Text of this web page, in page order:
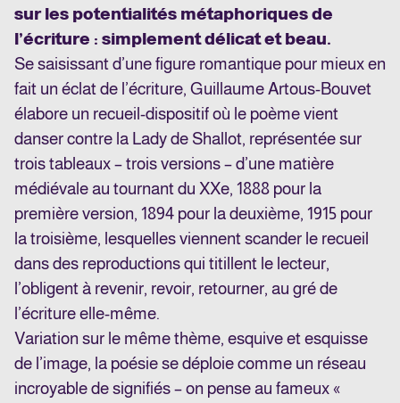
sur les potentialités métaphoriques de
l’écriture : simplement délicat et beau.
Se saisissant d’une figure romantique pour mieux en
fait un éclat de l’écriture, Guillaume Artous-Bouvet
élabore un recueil-dispositif où le poème vient
danser contre la Lady de Shallot, représentée sur
trois tableaux – trois versions – d’une matière
médiévale au tournant du XXe, 1888 pour la
première version, 1894 pour la deuxième, 1915 pour
la troisième, lesquelles viennent scander le recueil
dans des reproductions qui titillent le lecteur,
l’obligent à revenir, revoir, retourner, au gré de
l’écriture elle-même.
Variation sur le même thème, esquive et esquisse
de l’image, la poésie se déploie comme un réseau
incroyable de signifiés – on pense au fameux «